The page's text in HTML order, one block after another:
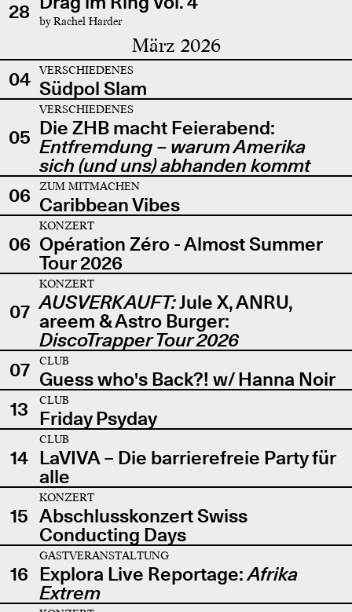
28
by Rachel Harder
März 2026
04 VERSCHIEDENES
Südpol Slam
05
VERSCHIEDENES
Die ZHB macht Feierabend:
Entfremdung – warum Amerika
sich (und uns) abhanden kommt
06
ZUM MITMACHEN
Caribbean Vibes
06
KONZERT
Opération Zéro - Almost Summer
Tour 2026
07
KONZERT
AUSVERKAUFT:Jule X, ANRU,
areem & Astro Burger:
DiscoTrapper Tour 2026
07
CLUB
Guess who's Back?! w/ Hanna Noir
13
CLUB
Friday Psyday
14
CLUB
LaVIVA – Die barrierefreie Party für
alle
15
KONZERT
Abschlusskonzert Swiss
Conducting Days
16
GASTVERANSTALTUNG
Explora Live Reportage:Afrika
Extrem